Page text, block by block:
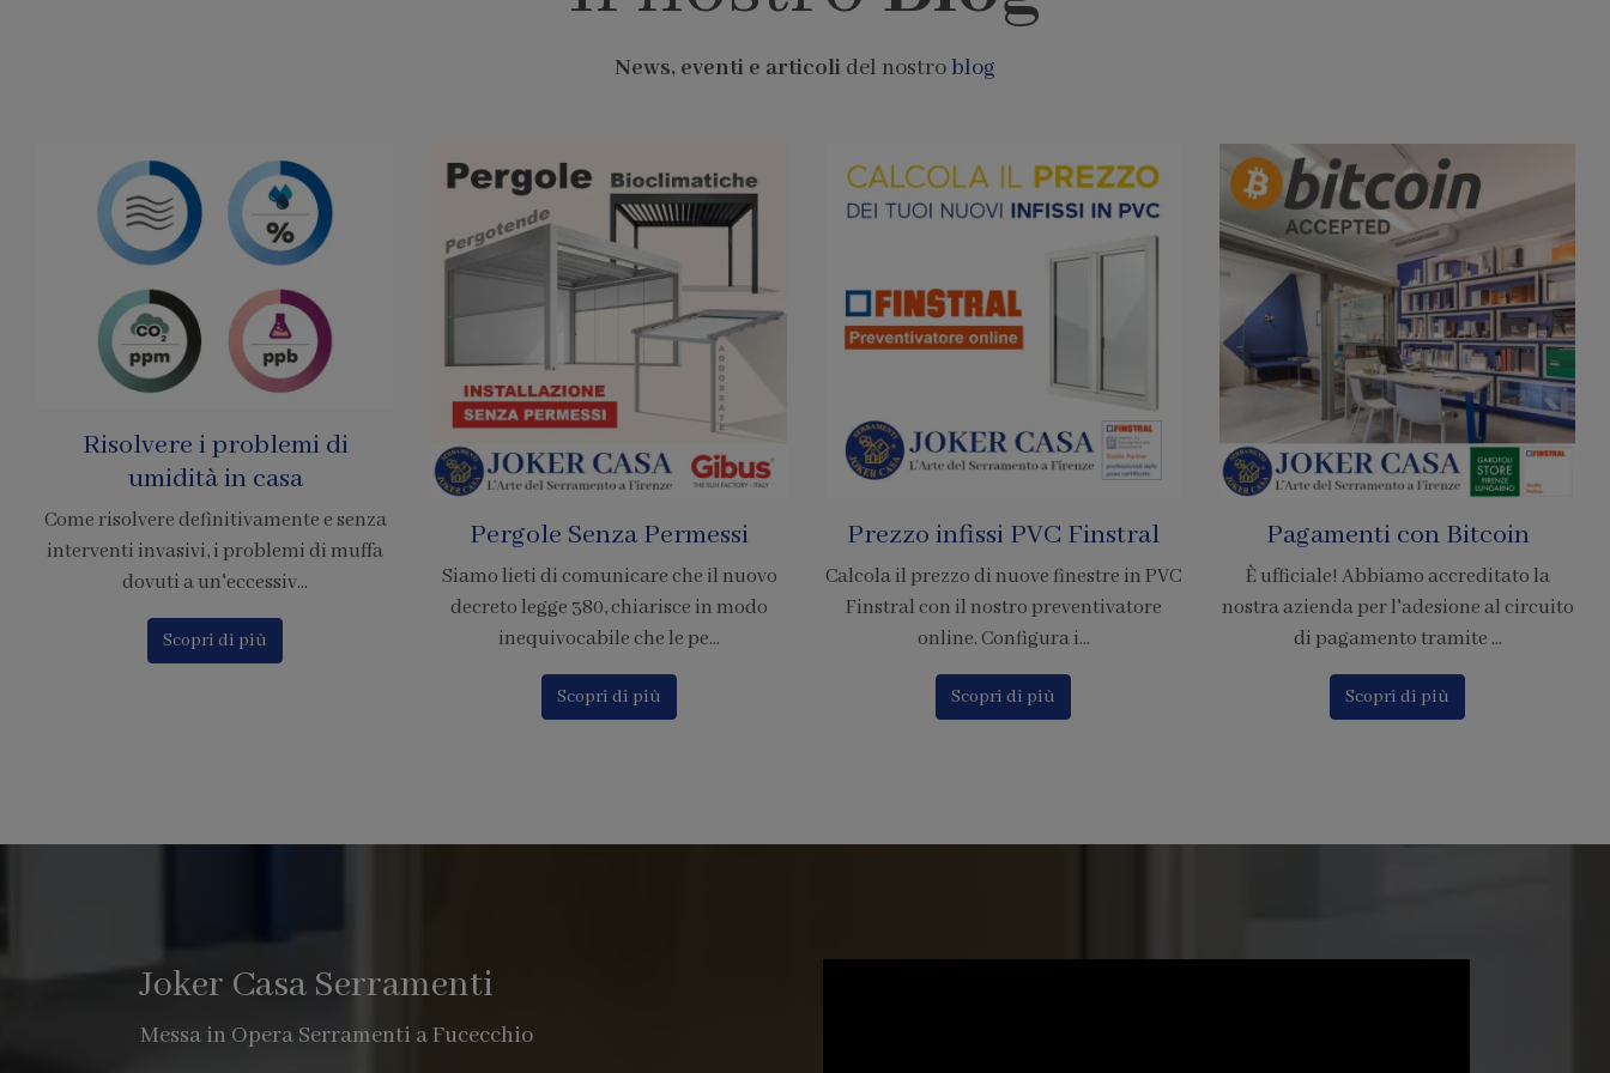
News, eventi e articoli del nostroblog
Pergole Senza Permessi
Siamo lieti di comunicare che il nuovo
inequivocabile che le pe...
Prezzo infissi PVC Finstral
Calcola il prezzo di nuove finestre in PVC
Finstral con il nostro preventivatore
online. Configura i...
Scopri di più
Pagamenti con Bitcoin
È ufficiale! Abbiamo accreditato la
nostra azienda per l'adesione al circuito
di pagamento tramite ...
Scopri di più
SharkNet: Le Zanzariere
Resistenti di Grandi
Dimensioni
La zanzariera SharkNet introduce
innovazione risolvendo i principali
problemi delle comuni zanzarier...
Joker Casa Serramenti
Messa in Opera Serramenti a Fucecchio